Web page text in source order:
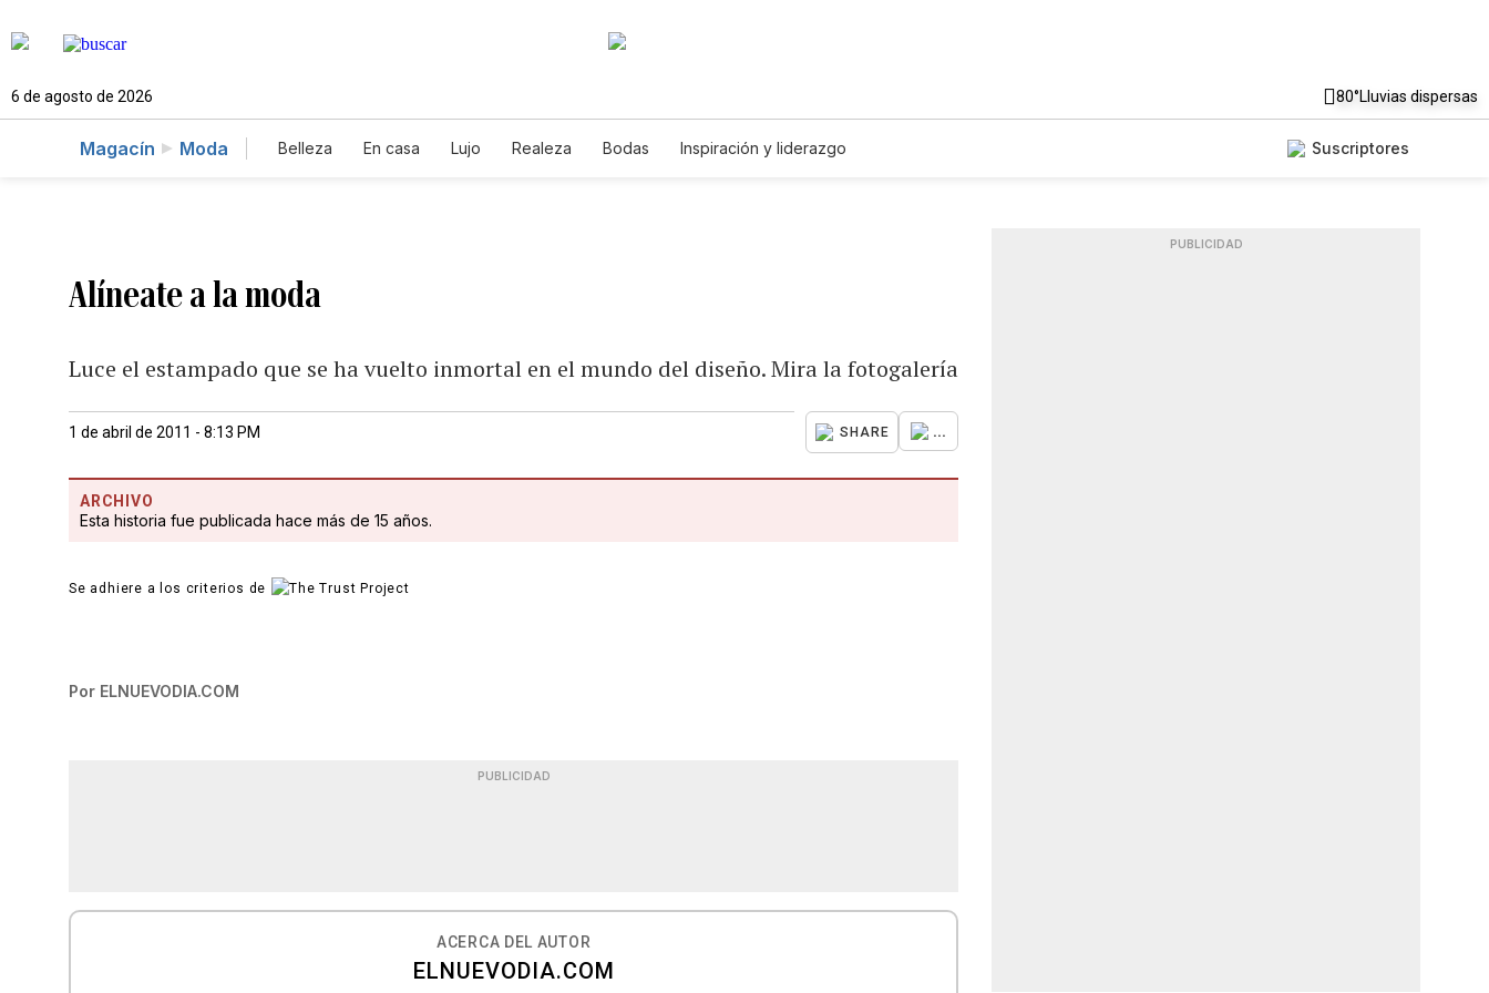
6 de agosto de 2026 80°Lluvias dispersas
Magacín Moda Belleza En casa Lujo Realeza Bodas Inspiración y liderazgo Suscriptores
Alíneate a la moda
Luce el estampado que se ha vuelto inmortal en el mundo del diseño. Mira la fotogalería
1 de abril de 2011 - 8:13 PM SHARE ...
ARCHIVO
Esta historia fue publicada hace más de 15 años.
Se adhiere a los criterios de
Por ELNUEVODIA.COM
PUBLICIDAD
ACERCA DEL AUTOR
ELNUEVODIA.COM
PUBLICIDAD